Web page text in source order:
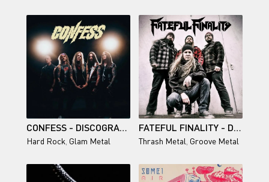
CONFESS - DISCOGRAPHY (2012-2026)
Hard Rock, Glam Metal
FATEFUL FINALITY - DISCOGRAPHY (2011-2026)
Thrash Metal, Groove Metal